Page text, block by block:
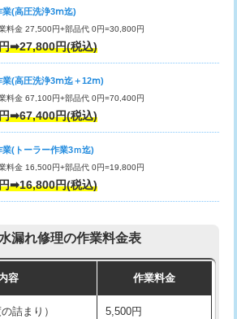
業(高圧洗浄3ⅿ迄)
料金 27,500円+部品代 0円=30,800円
➡27,800円(税込)
業(高圧洗浄3ⅿ迄＋12ⅿ)
料金 67,100円+部品代 0円=70,400円
➡67,400円(税込)
業(トーラー作業3ｍ迄)
料金 16,500円+部品代 0円=19,800円
➡16,800円(税込)
漏れ修理の作業料金表
容 作業料金
詰まり） 5,500円